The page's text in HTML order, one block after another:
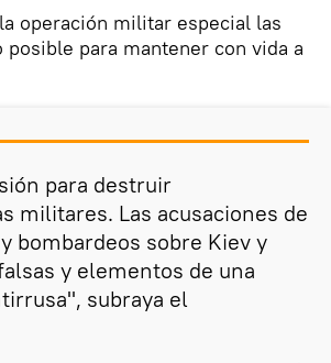
operación militar especial las
para mantener con vida a
para destruir
militares. Las acusaciones de
bombardeos sobre Kiev y
y elementos de una
subraya el